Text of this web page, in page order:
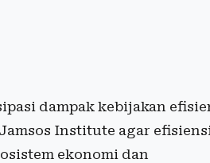
dampak kebijakan
Institute agar
ekonomi dan